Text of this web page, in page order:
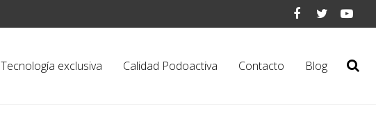
Tecnología exclusiva Calidad Podoactiva Contacto Blog